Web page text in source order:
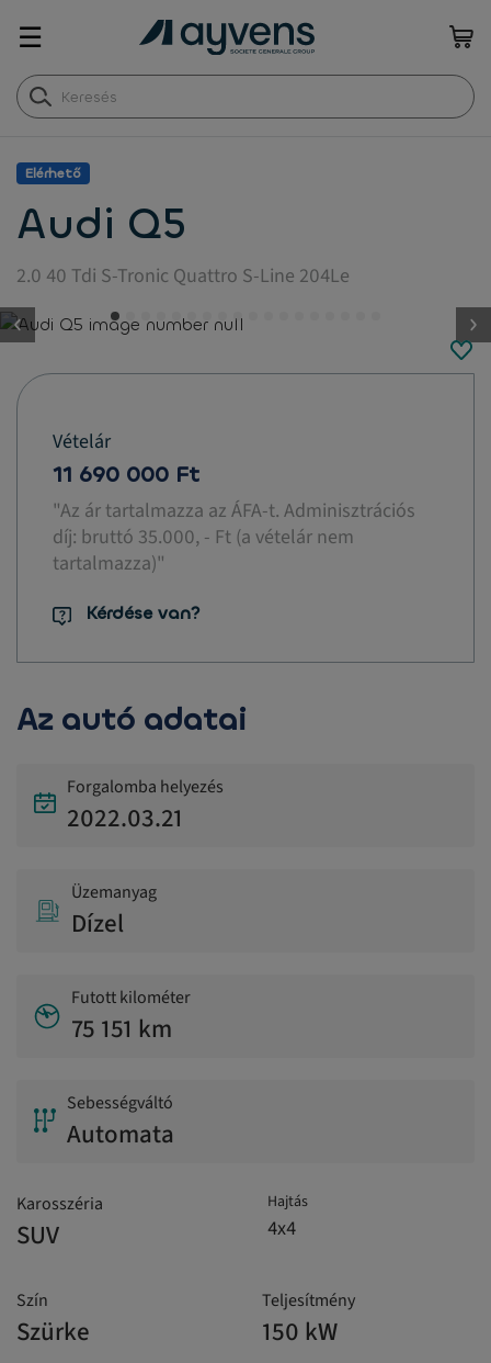
☰
Elérhető
Audi Q5
2.0 40 Tdi S-Tronic Quattro S-Line 204Le
button.previous
Vételár
11 690 000 Ft
"Az ár tartalmazza az ÁFA-t. Adminisztrációs
díj: bruttó 35.000, - Ft (a vételár nem
tartalmazza)"
Kérdése van?
Az autó adatai
Forgalomba helyezés
2022.03.21
Üzemanyag
Dízel
Futott kilométer
75 151 km
Sebességváltó
Automata
Karosszéria
SUV
Hajtás
4x4
Szín
Szürke
Teljesítmény
150 kW